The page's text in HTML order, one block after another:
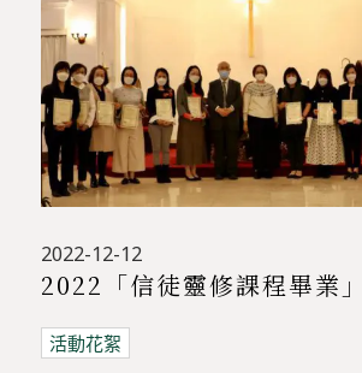
2022-12-12
活動花絮